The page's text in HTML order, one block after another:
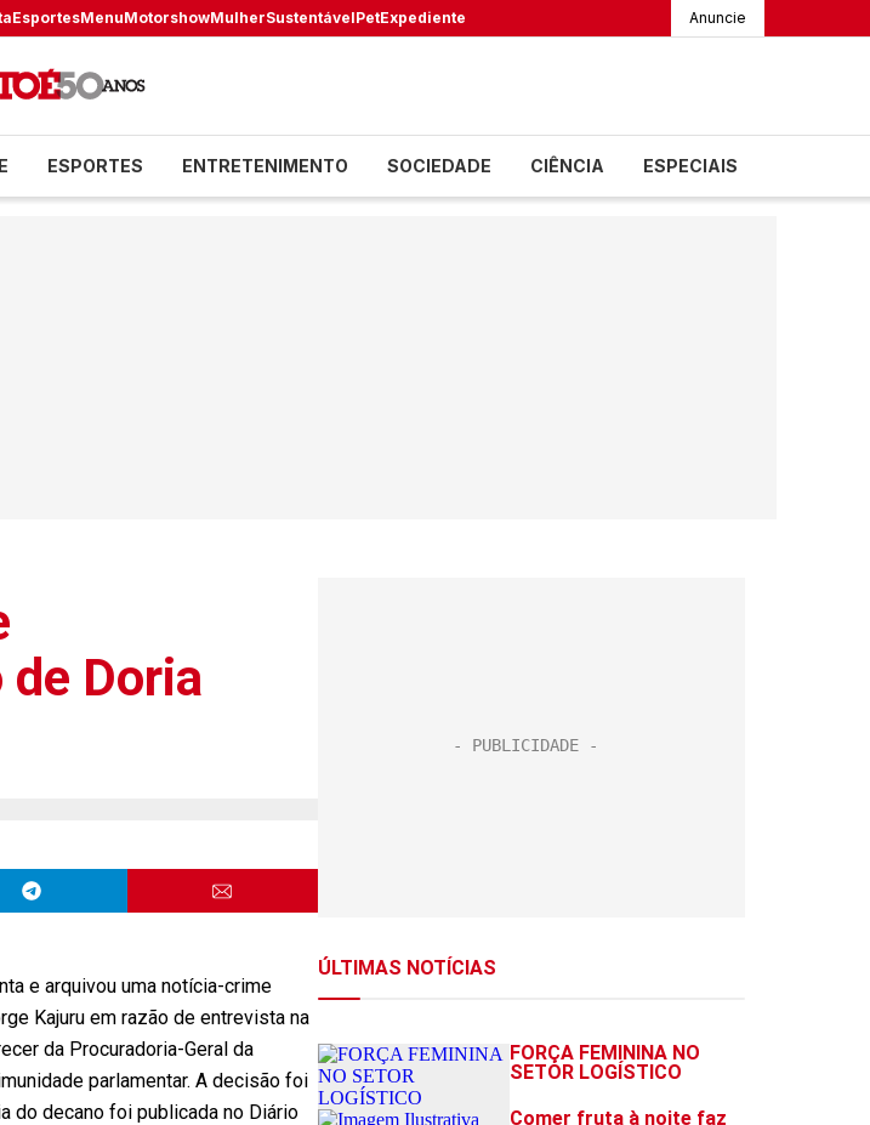
EsportesMenuMotorshowMulherSustentávelPetExpediente Anuncie
ESPORTES ENTRETENIMENTO SOCIEDADE CIÊNCIA ESPECIAIS
Doria
e arquivou uma notícia-crime
Kajuru em razão de entrevista na
da Procuradoria-Geral da
parlamentar. A decisão foi
do decano foi publicada no Diário